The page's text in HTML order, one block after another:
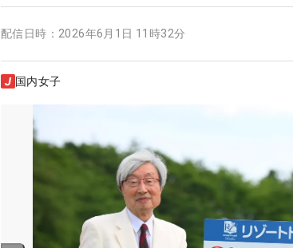
配信日時： 2026年6月1日 11時32分
国内女子